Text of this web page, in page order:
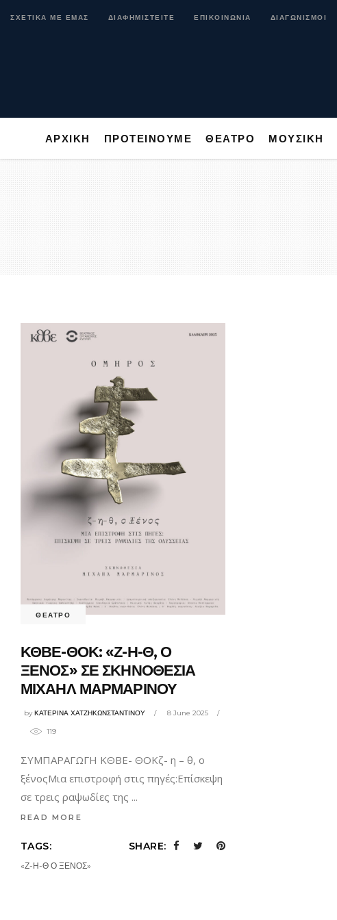
ΣΧΕΤΙΚΑ ΜΕ ΕΜΑΣ ΔΙΑΦΗΜΙΣΤΕΙΤΕ ΕΠΙΚΟΙΝΩΝΙΑ ΔΙΑΓΩΝΙΣΜΟΙ
ΑΡΧΙΚΗ ΠΡΟΤΕΙΝΟΥΜΕ ΘΕΑΤΡΟ ΜΟΥΣΙΚΗ
ΑΡΧΙΚΗ ΠΡΟΤΕΙΝΟΥΜΕ ΘΕΑΤΡΟ ΜΟΥΣΙΚΗ
ΘΕΑΤΡΟ
ΚΘΒΕ-ΘΟΚ: «Ζ-Η-Θ, Ο
ΞΕΝΟΣ» ΣΕ ΣΚΗΝΟΘΕΣΙΑ
ΜΙΧΑΗΛ ΜΑΡΜΑΡΙΝΟΥ
byΚΑΤΕΡΙΝΑ ΧΑΤΖΗΚΩΝΣΤΑΝΤΙΝΟΥ 8 June 2025
119
ΣΥΜΠΑΡΑΓΩΓΗ ΚΘΒΕ- ΘΟΚζ- η – θ, ο
ξένοςΜια επιστροφή στις πηγές:Επίσκεψη
σε τρεις ραψωδίες της
READ MORE
TAGS:
«Ζ-Η-Θ Ο ΞΕΝΟΣ»
SHARE: